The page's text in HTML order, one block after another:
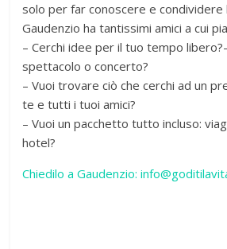
solo per far conoscere e condividere
Gaudenzio ha tantissimi amici a cui
– Cerchi idee per il tuo tempo
spettacolo o concerto?
– Vuoi trovare ciò che cerchi ad un
te e tutti i tuoi amici?
– Vuoi un pacchetto tutto incluso:
hotel?
Chiedilo a Gaudenzio: